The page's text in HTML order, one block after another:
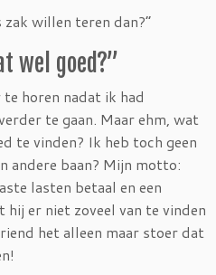
zak willen teren dan?”
wel goed?”
te horen nadat ik had
te gaan. Maar ehm, wat
te vinden? Ik heb toch geen
andere baan? Mijn motto:
lasten betaal en een
er niet zoveel van te vinden
het alleen maar stoer dat